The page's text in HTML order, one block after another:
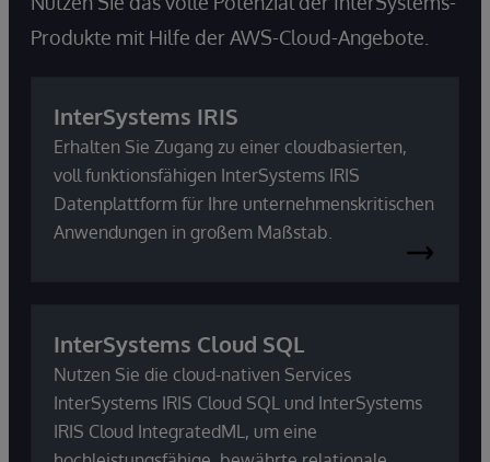
Produkte mit Hilfe der AWS-Cloud-Angebote.
InterSystems IRIS
Erhalten Sie Zugang zu einer cloudbasierten,
voll funktionsfähigen InterSystems IRIS
Datenplattform für Ihre unternehmenskritischen
Anwendungen in großem Maßstab.
InterSystems Cloud SQL
Nutzen Sie die cloud-nativen Services
InterSystems IRIS Cloud SQL und InterSystems
IRIS Cloud IntegratedML, um eine